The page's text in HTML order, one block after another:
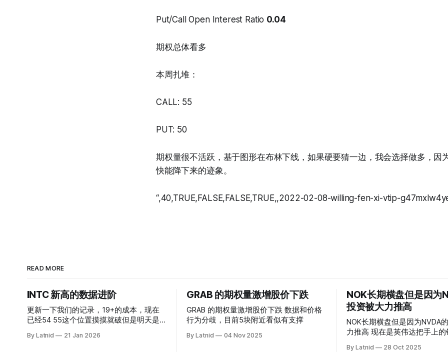
Put/Call Open Interest Ratio 0.04
期权总体看多
本周扎堆：
CALL: 55
PUT: 50
期权量很不活跃，基于图形在布林下线，如果硬要猜一边，我会选择做多，因
快能降下来的迹象。
“,40,TRUE,FALSE,FALSE,TRUE,,2022-02-08-willing-fen-xi-vtip-
READ MORE
INTC 新高的数据进阶
更新一下我们的记录，19+的成本，现在
已经54 55这个位置摸摸就破但是明天是
而应该谨慎，数据很明显偏向多头，47的
By Latnid 21 Jan 2026
GRAB 的期权量激增股价下跌
GRAB 的期权量激增股价下跌 数据和价格
行为分歧，目前5块附近看似有支撑
By Latnid 04 Nov 2025
NOK长期横盘但是因为
投资被大力推高
NOK长期横盘但是因为NVDA
力推高 现在是英伟达把手上的钱到处游走
By Latnid 28 Oct 2025